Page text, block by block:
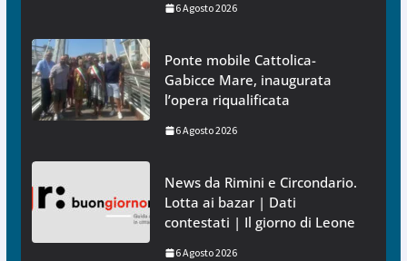
6 Agosto 2026
Ponte mobile Cattolica-
Gabicce Mare, inaugurata
l’opera riqualificata
6 Agosto 2026
News da Rimini e Circondario.
Lotta ai bazar | Dati
contestati | Il giorno di Leone
6 Agosto 2026